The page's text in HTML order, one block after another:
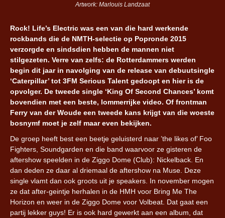
Artwork: Marlouis Landzaat
Rock! Life’s Electric was een van die hard werkende
rockbands die de NMTH-selectie op Popronde 2015
verzorgde en sindsdien hebben de mannen niet
stilgezeten. Verre van zelfs: de Rotterdammers werden
begin dit jaar in navolging van de release van debuutsingle
‘Caterpillar’ tot 3FM Serious Talent gedoopt en hier is de
opvolger. De tweede single ‘King Of Second Chances’ komt
bovendien met een beste, lommerrijke video. Of frontman
Ferry van der Woude een tweede kans krijgt van die woeste
bosnymf moet je zelf maar even bekijken.
De groep heeft best een beetje geluisterd naar ’the likes of’ Foo
Fighters, Soundgarden en die band waarvoor ze gisteren de
aftershow speelden in de Ziggo Dome (Club): Nickelback. En
dan deden ze daar al driemaal de aftershow na Muse. Deze
single vlamt dan ook groots uit je speakers. In november mogen
ze dat after-geintje herhalen in de HMH voor Bring Me The
Horizon en weer in de Ziggo Dome voor Volbeat. Dat gaat een
partij lekker guys! Er is ook hard gewerkt aan een album, dat